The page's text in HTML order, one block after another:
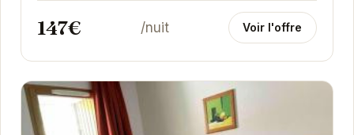
147€ /nuit Voir l'offre